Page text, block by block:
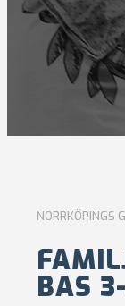
NORRKÖPINGS
BAS